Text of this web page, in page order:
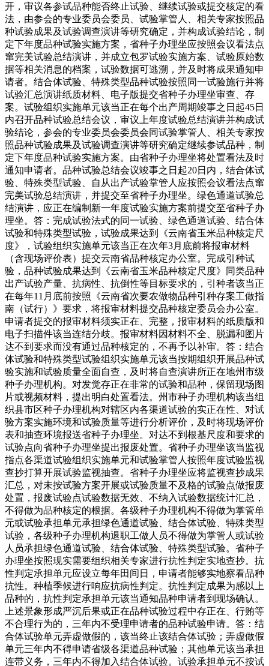
开，审议各参试品种能否终止试验、继续试验或提交核定的看
法，由参会的专业委员会委员、试验掌管人、相关专家按照品
种试验成果及试验调查演讲等研究确定，并构成试验结论，制
定下年度品种试验实施方案，省种子办理坐应按照会议看法点
窜完美试验总结演讲，并成立包罗试验实施方案、试验原始数
据等相关消息的档案，试验数据可逃溯，并及时将成果通知申
请者。结合体试验、特殊类型品种试验按照同一试验施行并将
试验汇总演讲纸质材料、电子版提交省种子办理坐审查、存
案。试验组织实施单元该当正在每个出产周期竣事之日起45日
内召开品种试验总结会议，审议上年度试验总结演讲并构成试
验结论，参会的专业委员会委员会同试验掌管人、相关专家按
照品种试验成果及试验调查演讲等研究确定继续参试品种，制
定下年度品种试验实施方案。由省种子办理坐将处置看法及时
通知申请者。品种试验总结会议竣事之日起20日内，结合体试
验、特殊类型试验、自从出产试验掌管人应按照会议看法点窜
完美试验总结演讲，并提交至省种子办理坐。绿色通道试验总
结演讲，应正在编制新一年度试验实施方案前提交至省种子办
理坐。答：完成试验法式的同一试验、绿色通道试验、结合体
试验和特殊类型试验，试验成果达到《云南省玉米品种核定尺
度》，试验组织实施单元该当正在次年3月底前将报审材料
（含现场评价表）提交云南省品种核定办公室。完成引种试
验，品种试验成果达到《云南省玉米品种核定尺度》同类品种
出产试验产量、抗病性、抗倒性等目标要求的，引种者该当正
在每年11月底前按照《云南省次要农做物品种引种存案工做指
南（试行）》要求，将报审材料提交品种核定委员会办公室。
申请者提交的报审材料须实正在、完整，报审材料的纸质版和
电子扫描件该当连结分歧。报审材料因材料不全、脱漏和图片
达不到要求而没有通过品种核定的，不再予以补审。答：结合
体试验和特殊类型试验组织实施单元该当按期组织开展品种试
验实施和试验质量全面自查，及时将自查演讲所正在地州市级
种子办理机构。对发觉存正在非常的试验和品种，保留现场图
片或视频材料，提出明白处置看法。州市种子办理机构该当组
织县市区种子办理机构对辖区内各渠道试验的实正在性、对试
验方案实施环境和试验质量等进行分析评价，及时将现场评价
表和抽查环境报送省种子办理坐。对达不到根基尺度和要求的
试验点向省种子办理坐提出报废处置。省种子办理坐该当监视
指点各渠道试验组织实施单元和试验掌管人按照年度试验监视
查抄打算开展试验监视抽查。省种子办理坐应将监视查抄成果
汇总，对未按试验方案开展或试验质量不及格的试验点做报废
处置，报废试验点试验数据无效、不纳入试验数据统计汇总，
不得做为品种核定的根据。各级种子办理机构不得做为掌管单
元或试验承担单元承担绿色通道试验、结合体试验、特殊类型
试验，各级种子办理机构退职工做人员不得做为掌管人或试验
人员承担绿色通道试验、结合体试验、特殊类型试验。省种子
办理坐按照现实需要组织相关专家进行抗性判定实地查抄。抗
性判定承担单元应设立每年田间日，申请者能够实地察看品种
抗性。种植季候进行响应抗病性判定。抗性判定成果为感以上
品种的，抗性判定承担单元该当通知品种申请者到现场确认。
上述景象形成严沉后果或正在品种试验过程中存正在、行贿等
不合理行为的，三年内不受理申请者的品种试验申请。答：结
合体试验单元弄虚做假的，该当终止该结合体试验；弄虚做假
单元三年内不得申请省级各渠道品种试验；其他单元该当承担
连带义务，三年内不得加入结合体试验。试验承担单元不按试